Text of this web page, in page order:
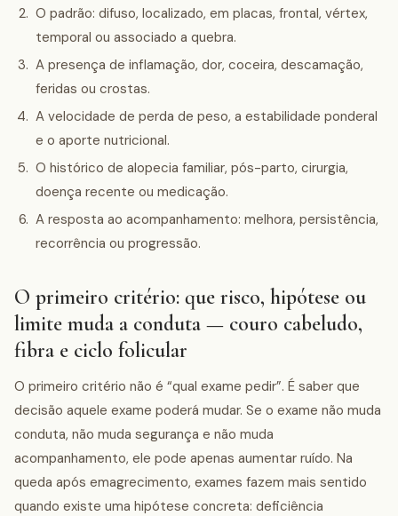
O padrão: difuso, localizado, em placas, frontal, vértex,
temporal ou associado a quebra.
A presença de inflamação, dor, coceira, descamação,
feridas ou crostas.
A velocidade de perda de peso, a estabilidade ponderal
e o aporte nutricional.
O histórico de alopecia familiar, pós-parto, cirurgia,
doença recente ou medicação.
A resposta ao acompanhamento: melhora, persistência,
recorrência ou progressão.
O primeiro critério: que risco, hipótese ou
limite muda a conduta — couro cabeludo,
fibra e ciclo folicular
O primeiro critério não é “qual exame pedir”. É saber que
decisão aquele exame poderá mudar. Se o exame não muda
conduta, não muda segurança e não muda
acompanhamento, ele pode apenas aumentar ruído. Na
queda após emagrecimento, exames fazem mais sentido
quando existe uma hipótese concreta: deficiência